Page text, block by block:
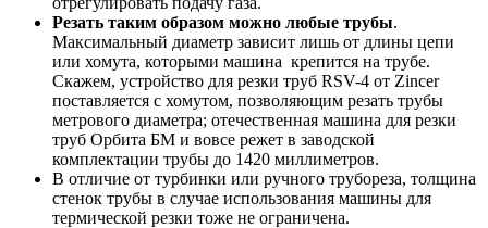
Резать таким образом можно любые трубы.
Максимальный диаметр зависит лишь от длины цепи
или хомута, которыми машина крепится на трубе.
Скажем, устройство для резки труб RSV-4 от Zincer
поставляется с хомутом, позволяющим резать трубы
метрового диаметра; отечественная машина для резки
труб Орбита БМ и вовсе режет в заводской
комплектации трубы до 1420 миллиметров.
В отличие от турбинки или ручного трубореза, толщина
стенок трубы в случае использования машины для
термической резки тоже не ограничена.